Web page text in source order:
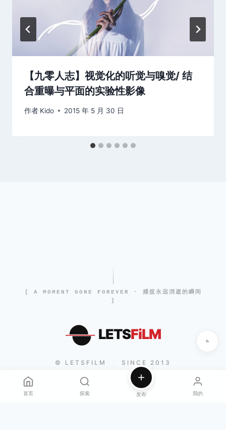
【九零人志】视觉化的听觉与嗅觉/ 结
合重曝与平面的实验性影像
作者 Kido 2015 年 5 月 30 日
[ A MOMENT GONE FOREVER · 捕捉永远消逝的瞬间
]
LETSFiLM
© LETSFILM SINCE 2013
首页 探索 发布 我的